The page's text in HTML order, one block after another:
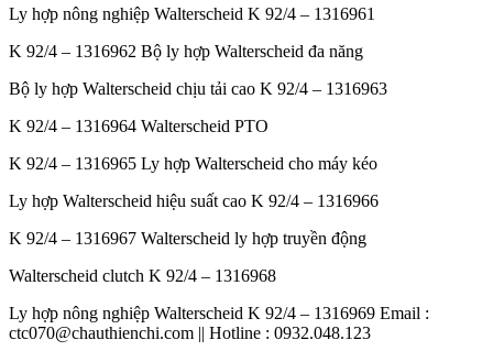
Ly hợp nông nghiệp Walterscheid K 92/4 – 1316961
K 92/4 – 1316962 Bộ ly hợp Walterscheid đa năng
Bộ ly hợp Walterscheid chịu tải cao K 92/4 – 1316963
K 92/4 – 1316964 Walterscheid PTO
K 92/4 – 1316965 Ly hợp Walterscheid cho máy kéo
Ly hợp Walterscheid hiệu suất cao K 92/4 – 1316966
K 92/4 – 1316967 Walterscheid ly hợp truyền động
Walterscheid clutch K 92/4 – 1316968
Ly hợp nông nghiệp Walterscheid K 92/4 – 1316969 Email :
ctc070@chauthienchi.com || Hotline : 0932.048.123